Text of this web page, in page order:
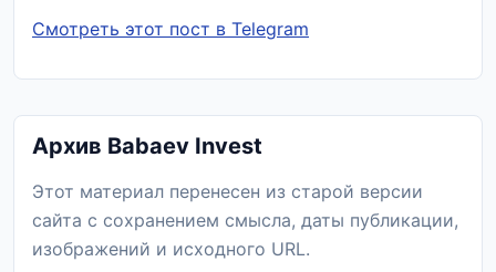
Смотреть этот пост в Telegram
Архив Babaev Invest
Этот материал перенесен из старой версии
сайта с сохранением смысла, даты публикации,
изображений и исходного URL.